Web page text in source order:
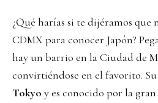
¿Qué harías si te dijéramos que
CDMX para conocer Japón?
hay un barrio en la Ciudad de
convirtiéndose en el favorito.
Tokyo y es conocido por la